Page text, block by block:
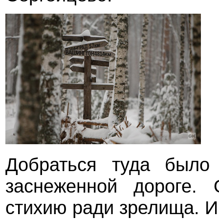
Добраться туда
заснеженной дороге.
стихию ради зрелища. И